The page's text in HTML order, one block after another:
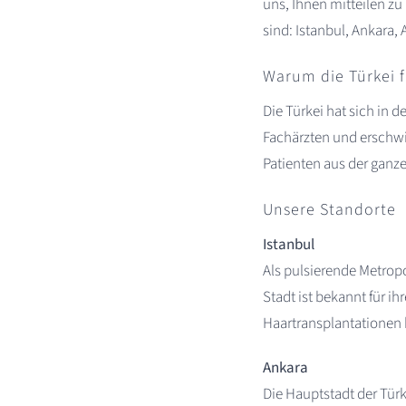
uns, Ihnen mitteilen
sind: Istanbul, Ankara,
Warum die Türkei
Die Türkei hat sich in
Fachärzten und
Patienten aus der
Unsere Standorte
Istanbul
Als pulsierende
Stadt ist bekannt für
Ankara
Die Hauptstadt der